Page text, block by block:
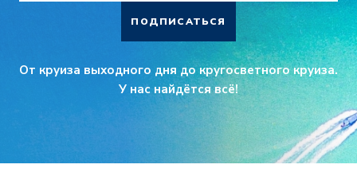
ПОДПИСАТЬСЯ
От круиза выходного дня до кругосветного круиза.
У нас найдётся всё!